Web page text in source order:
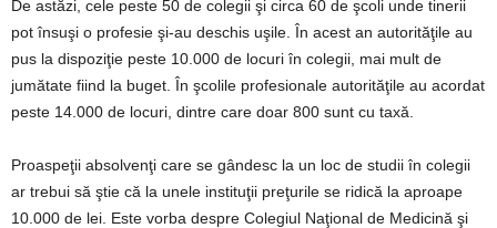
De astăzi, cele peste 50 de colegii şi circa 60 de şcoli unde tinerii
pot însuşi o profesie şi-au deschis uşile. În acest an autorităţile au
pus la dispoziţie peste 10.000 de locuri în colegii, mai mult de
jumătate fiind la buget. În şcolile profesionale autorităţile au acordat
peste 14.000 de locuri, dintre care doar 800 sunt cu taxă.
Proaspeţii absolvenţi care se gândesc la un loc de studii în colegii
ar trebui să ştie că la unele instituţii preţurile se ridică la aproape
10.000 de lei. Este vorba despre Colegiul Naţional de Medicină şi